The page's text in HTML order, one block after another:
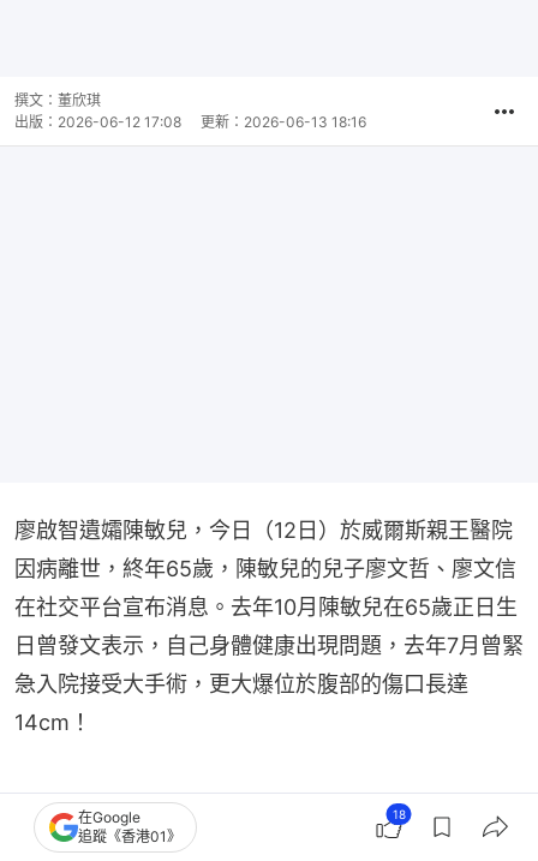
撰文： 董欣琪
出版： 2026-06-12 17:08 更新： 2026-06-13 18:16
廖啟智遺孀陳敏兒，今日（12日）於威爾斯親王醫院
因病離世，終年65歲，陳敏兒的兒子廖文哲、廖文信
在社交平台宣布消息。去年10月陳敏兒在65歲正日生
日曾發文表示，自己身體健康出現問題，去年7月曾緊
急入院接受大手術，更大爆位於腹部的傷口長達
14cm！
在Google
追蹤《香港01》
18